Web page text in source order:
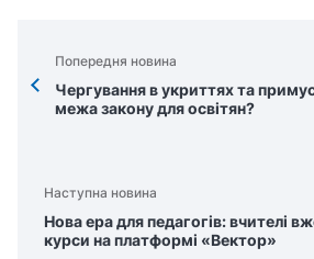
Попередня новина
Чергування в укриттях та
межа закону для освітян?
Наступна новина
Нова ера для педагогів: вчителі
курси на платформі «Вектор»